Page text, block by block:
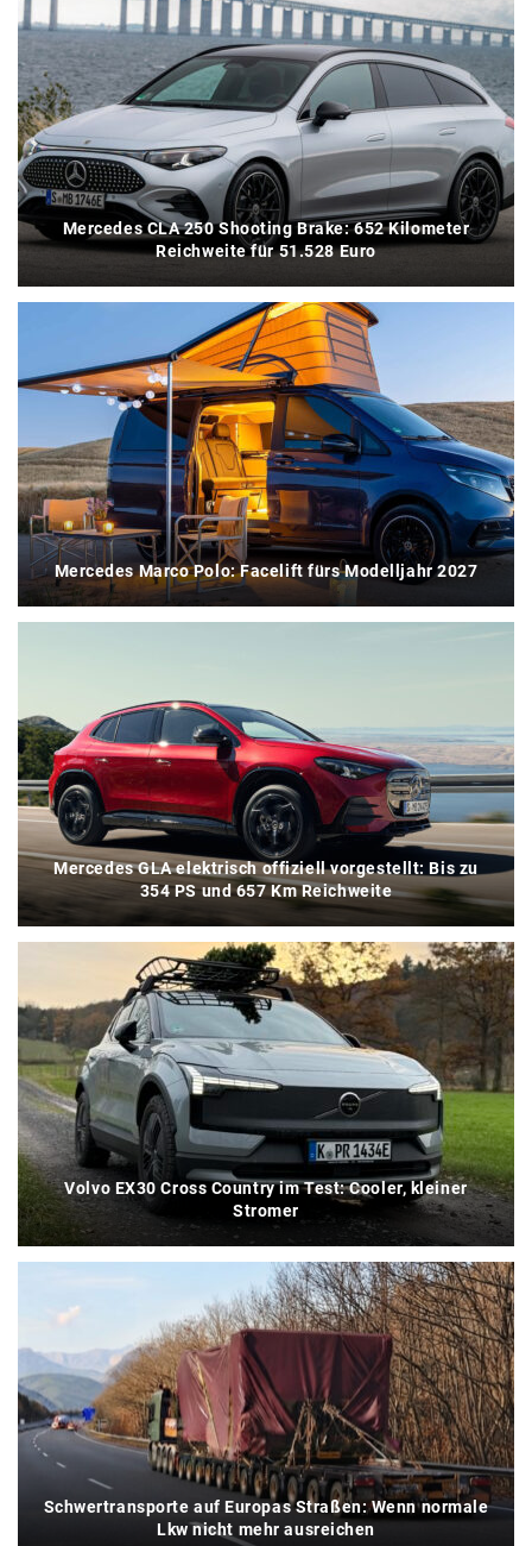
Mercedes CLA 250 Shooting Brake: 652 Kilometer
Reichweite für 51.528 Euro
Mercedes Marco Polo: Facelift fürs Modelljahr 2027
Mercedes GLA elektrisch offiziell vorgestellt: Bis zu
354 PS und 657 Km Reichweite
Volvo EX30 Cross Country im Test: Cooler, kleiner
Stromer
Schwertransporte auf Europas Straßen: Wenn normale
Lkw nicht mehr ausreichen